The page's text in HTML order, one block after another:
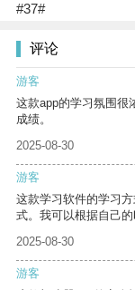
#37#
评论
游客
这款app的学习氛围很
成绩。
2025-08-30
游客
这款学习软件的学习
式。我可以根据自己的
2025-08-30
游客